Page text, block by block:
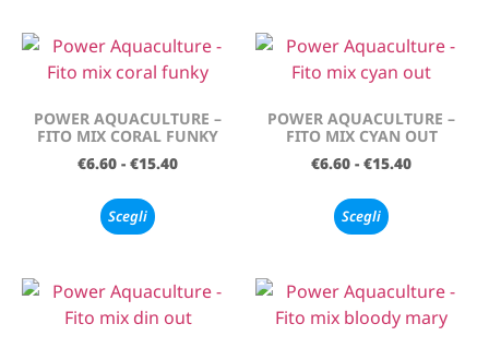
POWER AQUACULTURE –
FITO MIX CORAL FUNKY
€6.60 - €15.40
Scegli
POWER AQUACULTURE –
FITO MIX CYAN OUT
€6.60 - €15.40
Scegli